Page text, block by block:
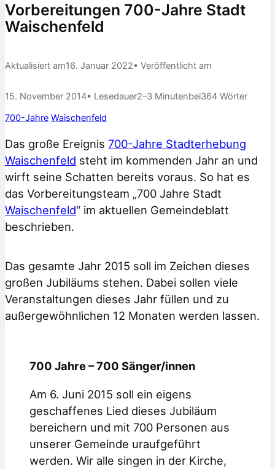
Vorbereitungen 700-Jahre Stadt
Waischenfeld
Aktualisiert am16. Januar 2022• Veröffentlicht am
15. November 2014• Lesedauer2–3 Minutenbei364 Wörter
700-Jahre Waischenfeld
Das große Ereignis 700-Jahre Stadterhebung
Waischenfeld steht im kommenden Jahr an und
wirft seine Schatten bereits voraus. So hat es
das Vorbereitungsteam „700 Jahre Stadt
Waischenfeld“ im aktuellen Gemeindeblatt
beschrieben.
Das gesamte Jahr 2015 soll im Zeichen dieses
großen Jubiläums stehen. Dabei sollen viele
Veranstaltungen dieses Jahr füllen und zu
außergewöhnlichen 12 Monaten werden lassen.
700 Jahre – 700 Sänger/innen
Am 6. Juni 2015 soll ein eigens
geschaffenes Lied dieses Jubiläum
bereichern und mit 700 Personen aus
unserer Gemeinde uraufgeführt
werden. Wir alle singen in der Kirche,